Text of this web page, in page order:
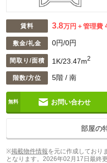
賃料 3.8万円 管理費
敷金/礼金 0円/0円
間取り/面積 1K/23.47m2
階数/方位 5階 / 南
お問い合わせ
部屋の
※掲載物件情報を元に作成しており
となります。 2026年02月17日最終